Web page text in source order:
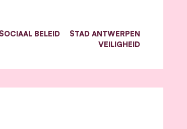
SOCIAAL BELEID
STAD ANTWERPEN
VEILIGHEID